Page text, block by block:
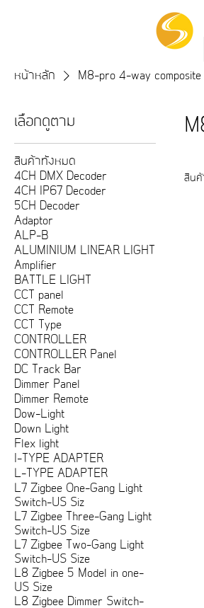
หน้าหลัก M8-pro 4-way
เลือกดูตาม
สินค้าทั้งหมด
4CH DMX Decoder
4CH IP67 Decoder
5CH Decoder
Adaptor
ALP-B
ALUMINIUM LINEAR LIGHT
Amplifier
BATTLE LIGHT
CCT panel
CCT Remote
CCT Type
CONTROLLER
CONTROLLER Panel
DC Track Bar
Dimmer Panel
Dimmer Remote
Dow-Light
Down Light
Flex light
I-TYPE ADAPTER
L-TYPE ADAPTER
L7 Zigbee One-Gang Light
Switch-US Siz
L7 Zigbee Three-Gang Light
Switch-US Size
L7 Zigbee Two-Gang Light
Switch-US Size
L8 Zigbee 5 Model in one-
US Size
L8 Zigbee Dimmer Switch-
สินค้